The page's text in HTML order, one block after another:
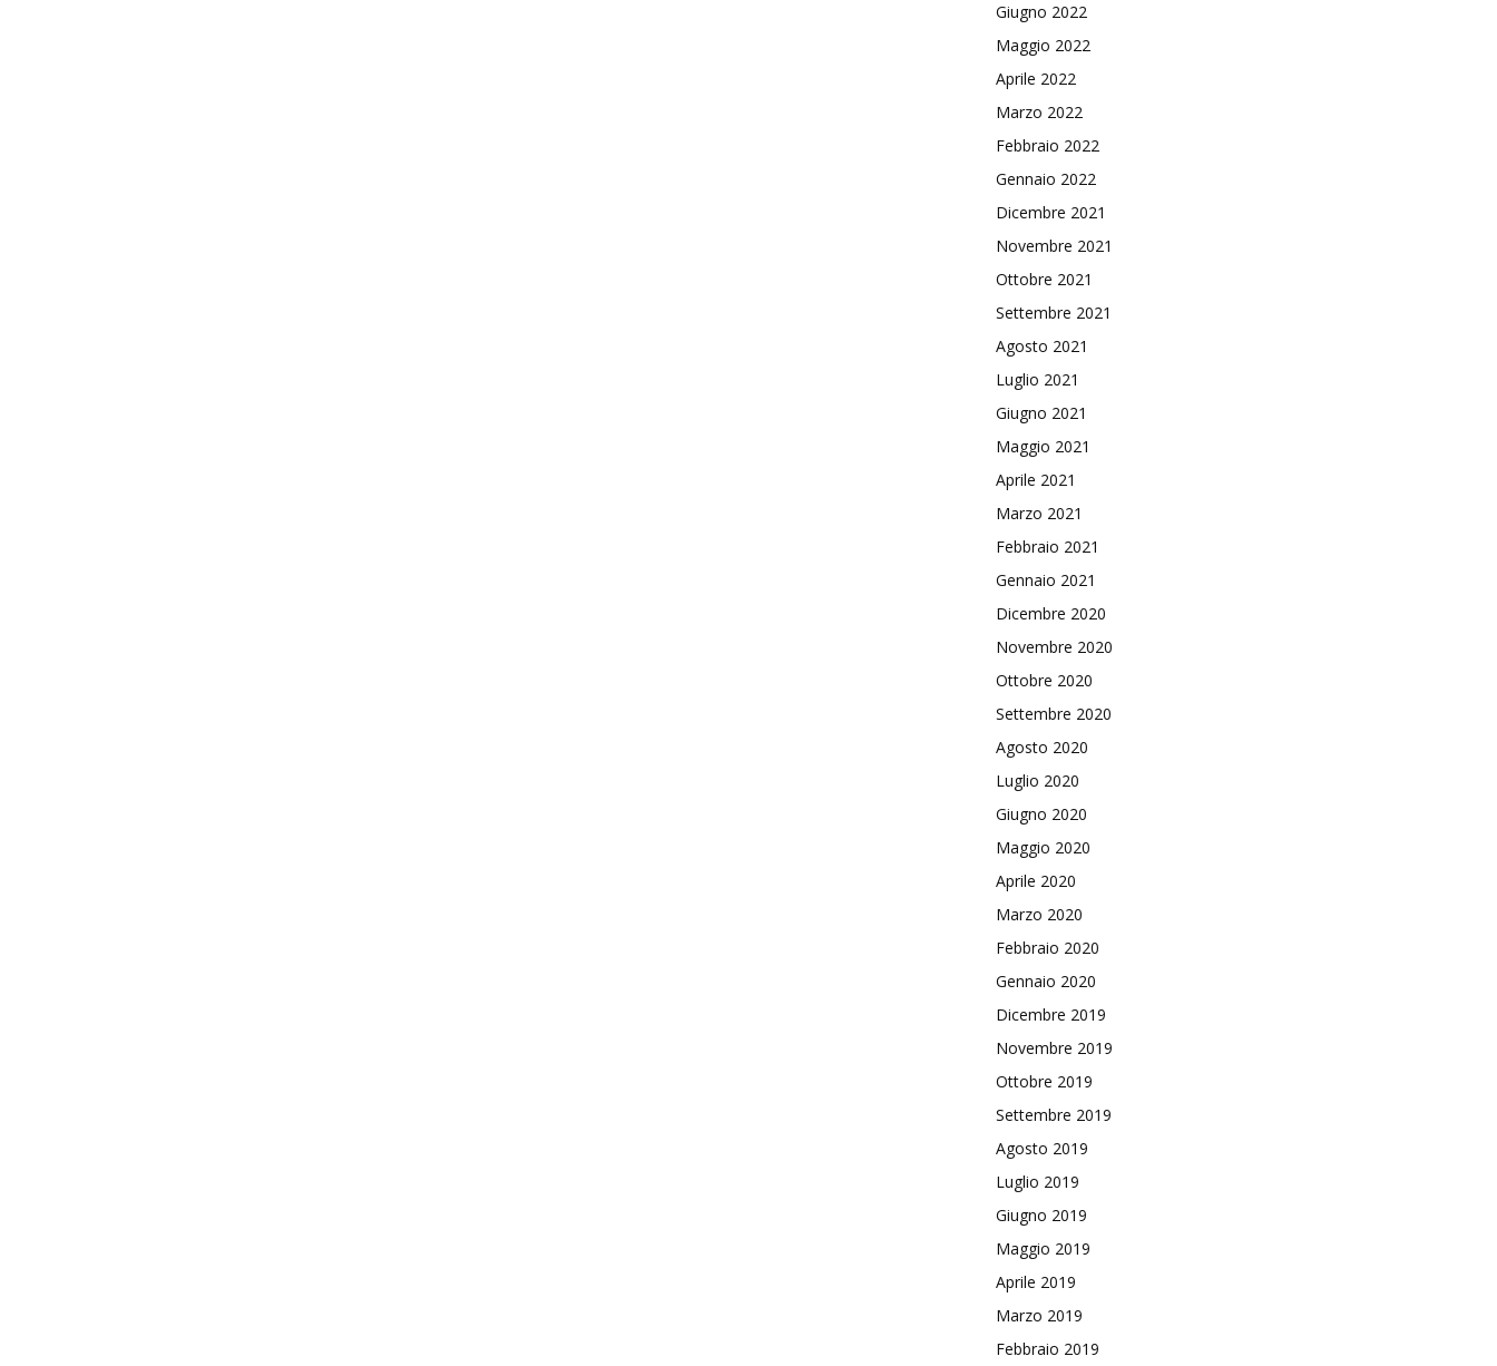
Giugno 2022
Maggio 2022
Aprile 2022
Marzo 2022
Febbraio 2022
Gennaio 2022
Dicembre 2021
Novembre 2021
Ottobre 2021
Settembre 2021
Agosto 2021
Luglio 2021
Giugno 2021
Maggio 2021
Aprile 2021
Marzo 2021
Febbraio 2021
Gennaio 2021
Dicembre 2020
Novembre 2020
Ottobre 2020
Settembre 2020
Agosto 2020
Luglio 2020
Giugno 2020
Maggio 2020
Aprile 2020
Marzo 2020
Febbraio 2020
Gennaio 2020
Dicembre 2019
Novembre 2019
Ottobre 2019
Settembre 2019
Agosto 2019
Luglio 2019
Giugno 2019
Maggio 2019
Aprile 2019
Marzo 2019
Febbraio 2019